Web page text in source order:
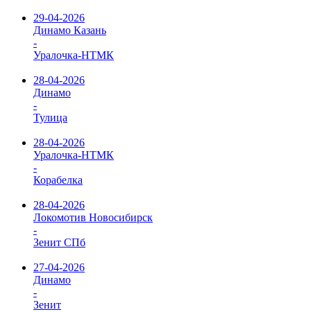
29-04-2026
Динамо Казань
-
Уралочка-НТМК
28-04-2026
Динамо
-
Тулица
28-04-2026
Уралочка-НТМК
-
Корабелка
28-04-2026
Локомотив Новосибирск
-
Зенит СПб
27-04-2026
Динамо
-
Зенит